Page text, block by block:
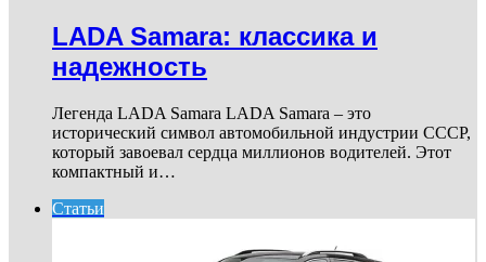
LADA Samara: классика и
надежность
Легенда LADA Samara LADA Samara – это
исторический символ автомобильной индустрии СССР,
который завоевал сердца миллионов водителей. Этот
компактный и…
Статьи